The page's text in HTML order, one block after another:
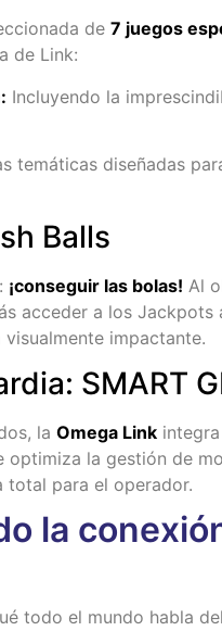
de 7 juegos
de Link:
Incluyendo la
temáticas diseñadas
Balls
¡conseguir las bolas! Al
acceder a los Jackpots
impactante.
SMART
la Omega Link
optimiza la gestión de
total para el operador.
la
todo el mundo habla